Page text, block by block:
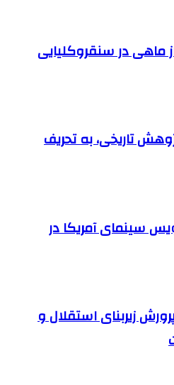
ماهی در سنقروکلیایی
تاریخی، به تحریف
سینمای آمریکا در
زیربنای استقلال و